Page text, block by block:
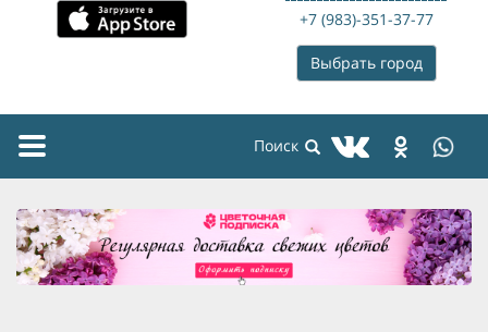
+7 (983)-351-37-77
Выбрать город
Toggle